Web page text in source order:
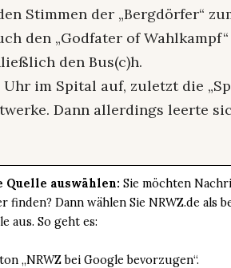
Stimmen der „Bergdörfer“
den „Godfater of Wahlkampf“
den Bus(c)h.
im Spital auf, zuletzt die
Dann allerdings leerte
Quelle auswählen: Sie möchten
Dann wählen Sie NRWZ.de als
aus. So geht es:
„NRWZ bei Google bevorzugen“.